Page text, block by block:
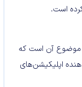
موضوع آن است که
کرده‌اند. همچنین حساب کاربری ۱۱۹ هزار توسعه‌دهنده اپلیکیشن‌های